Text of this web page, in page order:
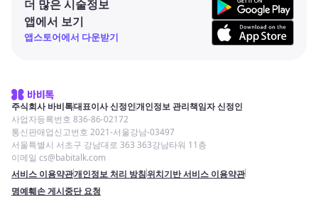
더 많은 시술정보
앱에서 보기
앱스토어에서 다운받기
주식회사 바비톡대표이사 신정인개인정보 관리책임자 신정인
사업자등록번호 836-86-02172
통신판매업신고번호 2021-서울강남-03497
서울특별시 서초구 강남대로 363 363강남타워 11층
이메일 cs@babitalk.com
서비스 이용약관개인정보 처리 방침위치기반 서비스 이용약관
명예훼손 게시중단 요청